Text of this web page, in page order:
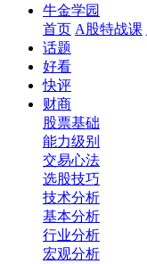
牛金学园
首页 A股特战课
话题
好看
快评
财商
股票基础
能力级别
交易心法
选股技巧
技术分析
基本分析
行业分析
宏观分析